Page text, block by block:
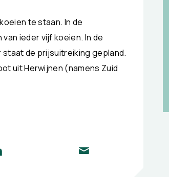
te staan. In de
ieder vijf koeien. In de
staat de prijsuitreiking gepland.
uit Herwijnen (namens Zuid